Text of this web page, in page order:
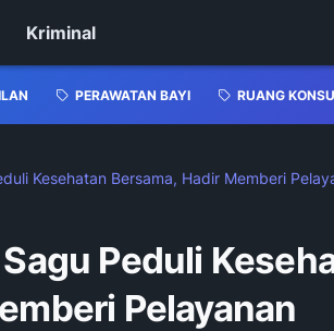
Kriminal
PERAWATAN BAYI RUANG
Kesehatan Bersama, Hadir Memberi
Peduli
Pelayanan